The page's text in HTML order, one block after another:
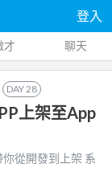
登入
才 聊天
DAY28
上架至App
從開發到上架 系